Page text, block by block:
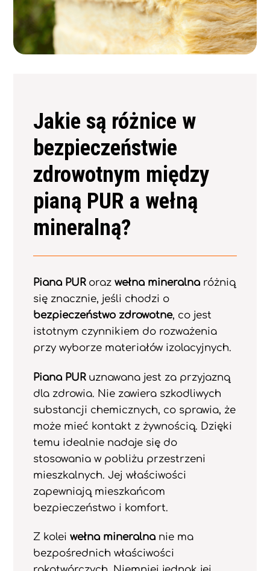
Jakie są różnice w
bezpieczeństwie
zdrowotnym między
pianą PUR a wełną
mineralną?
Piana PURoraz wełna mineralnaróżnią
się znacznie, jeśli chodzi o
bezpieczeństwo zdrowotne, co jest
istotnym czynnikiem do rozważenia
przy wyborze materiałów izolacyjnych.
Piana PURuznawana jest za przyjazną
dla zdrowia. Nie zawiera szkodliwych
substancji chemicznych, co sprawia, że
może mieć kontakt z żywnością. Dzięki
temu idealnie nadaje się do
stosowania w pobliżu przestrzeni
mieszkalnych. Jej właściwości
zapewniają mieszkańcom
bezpieczeństwo i komfort.
Z kolei wełna mineralnanie ma
bezpośrednich właściwości